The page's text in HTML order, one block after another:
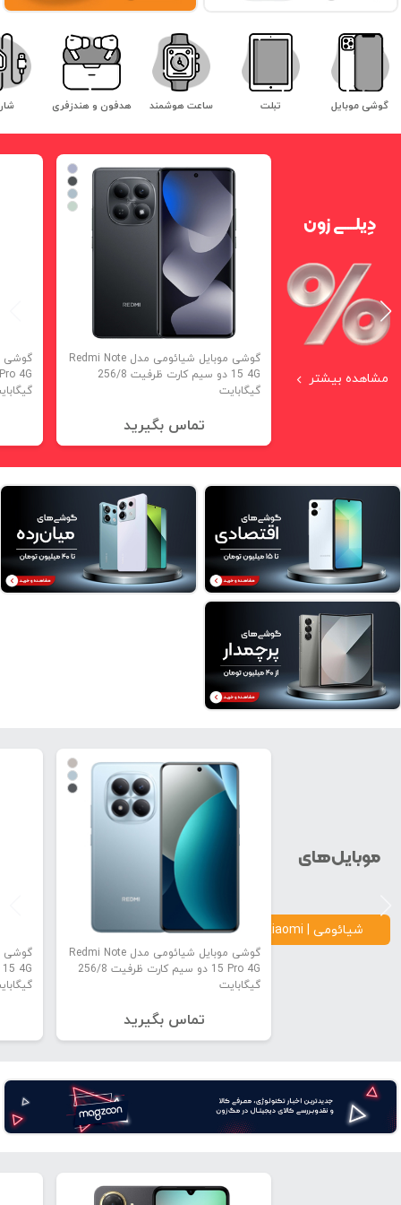
گوشی موبایل تبلت ساعت هوشمند هدفون و هندزفری
دِیلــــی‌ زون
مشاهده بیشتر
گوشی موبایل شیائومی مدل Redmi Note
15 4G دو سیم کارت ظرفیت 256/8
گیگابایت
تماس بگیرید
موبایل‌های
شیائومی | Xiaomi
گوشی موبایل شیائومی مدل Redmi Note
15 Pro 4G دو سیم کارت ظرفیت 256/8
گیگابایت
تماس بگیرید